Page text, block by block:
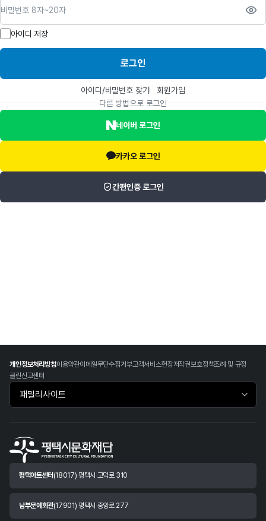
아이디 저장
로그인
아이디/비밀번호 찾기
회원가입
다른 방법으로 로그인
네이버 로그인
카카오 로그인
간편인증 로그인
개인정보처리방침이용약관이메일무단수집거부고객서비스헌장저작권보호정책조례 및 규정
클린신고센터
패밀리사이트 바로가기
평택아트센터 (18017) 평택시 고덕로 310
남부문예회관(17901) 평택시 중앙로 277